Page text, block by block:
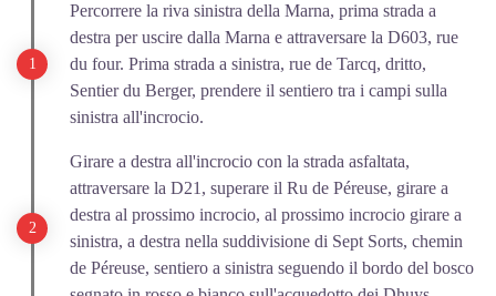
Percorrere la riva sinistra della Marna, prima strada a
destra per uscire dalla Marna e attraversare la D603, rue
du four. Prima strada a sinistra, rue de Tarcq, dritto,
Sentier du Berger, prendere il sentiero tra i campi sulla
sinistra all'incrocio.
Girare a destra all'incrocio con la strada asfaltata,
attraversare la D21, superare il Ru de Péreuse, girare a
destra al prossimo incrocio, al prossimo incrocio girare a
sinistra, a destra nella suddivisione di Sept Sorts, chemin
de Péreuse, sentiero a sinistra seguendo il bordo del bosco